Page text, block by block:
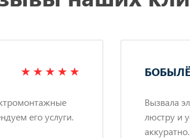
его услуги.
Вызвала
люстру и
аккуратно.